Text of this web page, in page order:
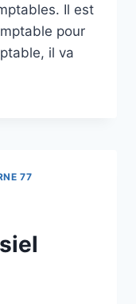
Il est
pour
il va
77